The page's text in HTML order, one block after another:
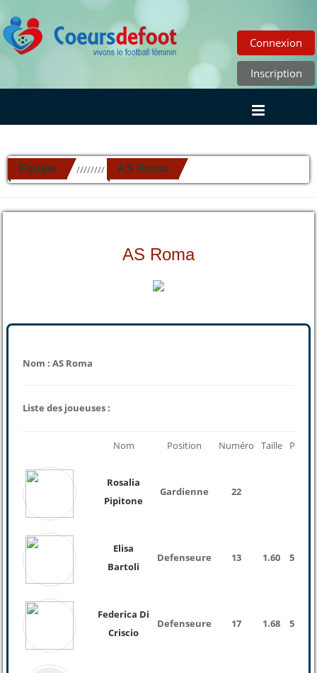
Connexion
Inscription
Equipe ////////// AS Roma
AS Roma
Nom : AS Roma
Liste des joueuses :
Nom Position Numéro Taille Poids
Rosalia
Pipitone
Gardienne 22
Elisa
Bartoli
Defenseure 13 1.60 52 Kg
Federica Di
Criscio
Defenseure 17 1.68 58 Kg